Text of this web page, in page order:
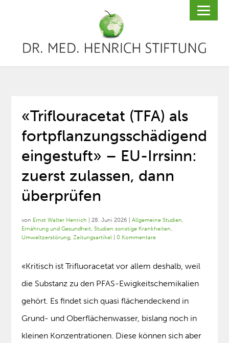
«Triflouracetat (TFA) als
fortpflanzungsschädigend
eingestuft» – EU-Irrsinn:
zuerst zulassen, dann
überprüfen
von Ernst Walter Henrich |28. Juni 2026 |Allgemeine Studien,
Ernährung und Gesundheit,Studien sonstige Krankheiten,
Umweltzerstörung,Zeitungsartikel |0 Kommentare
«Kritisch ist Trifluoracetat vor allem deshalb, weil
die Substanz zu den PFAS-Ewigkeitschemikalien
gehört. Es findet sich quasi flächendeckend in
Grund- und Oberflächenwasser, bislang noch in
kleinen Konzentrationen. Diese können sich aber